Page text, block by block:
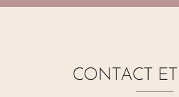
CONTACT